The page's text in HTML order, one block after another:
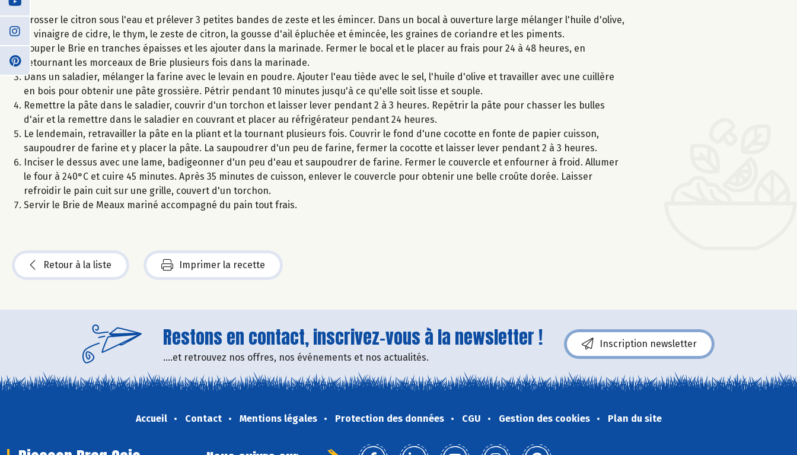
Brosser le citron sous l'eau et prélever 3 petites bandes de zeste et les émincer. Dans un bocal à ouverture large mélanger l'huile d'olive,
le vinaigre de cidre, le thym, le zeste de citron, la gousse d'ail épluchée et émincée, les graines de coriandre et les piments.
Couper le Brie en tranches épaisses et les ajouter dans la marinade. Fermer le bocal et le placer au frais pour 24 à 48 heures, en
retournant les morceaux de Brie plusieurs fois dans la marinade.
Dans un saladier, mélanger la farine avec le levain en poudre. Ajouter l'eau tiède avec le sel, l'huile d'olive et travailler avec une cuillère
en bois pour obtenir une pâte grossière. Pétrir pendant 10 minutes jusqu'à ce qu'elle soit lisse et souple.
Remettre la pâte dans le saladier, couvrir d'un torchon et laisser lever pendant 2 à 3 heures. Repétrir la pâte pour chasser les bulles
d'air et la remettre dans le saladier en couvrant et placer au réfrigérateur pendant 24 heures.
Le lendemain, retravailler la pâte en la pliant et la tournant plusieurs fois. Couvrir le fond d'une cocotte en fonte de papier cuisson,
saupoudrer de farine et y placer la pâte. La saupoudrer d'un peu de farine, fermer la cocotte et laisser lever pendant 2 à 3 heures.
Inciser le dessus avec une lame, badigeonner d'un peu d'eau et saupoudrer de farine. Fermer le couvercle et enfourner à froid. Allumer
le four à 240°C et cuire 45 minutes. Après 35 minutes de cuisson, enlever le couvercle pour obtenir une belle croûte dorée. Laisser
refroidir le pain cuit sur une grille, couvert d'un torchon.
Servir le Brie de Meaux mariné accompagné du pain tout frais.
Retour à la liste Imprimer la recette
Restons en contact, inscrivez-vous à la newsletter !
....et retrouvez nos offres, nos événements et nos actualités.
Inscription newsletter
Accueil Contact Mentions légales Protection des données CGU Gestion des cookies Plan du site